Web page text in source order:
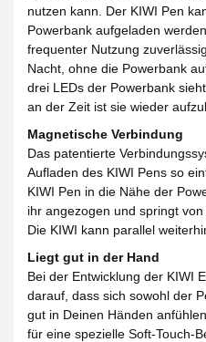
nutzen kann. Der KIWI Pen
Powerbank aufgeladen
frequenter Nutzung
Nacht, ohne die Powerbank
drei LEDs der Powerbank
an der Zeit ist sie wieder
Magnetische Verbindung
Das patentierte
Aufladen des KIWI Pens so
KIWI Pen in die Nähe der
ihr angezogen und springt
Die KIWI kann parallel
Liegt gut in der Hand
Bei der Entwicklung der KIWI
darauf, dass sich sowohl der
gut in Deinen Händen
für eine spezielle Soft-Touch-